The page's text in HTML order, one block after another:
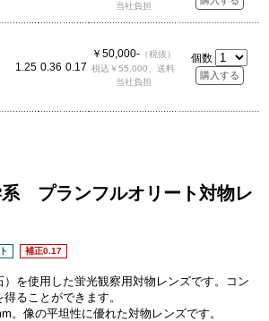
当社負担
1.25 0.36 0.17
￥50,000-（税抜）
税込￥55,000、送料
当社負担
個数
プランフルオリート対物レ
補正0.17
を使用した蛍光観察用対物レンズです。コン
ることができます。
。像の平坦性に優れた対物レンズです。